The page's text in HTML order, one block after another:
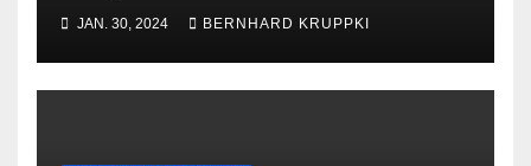
JAN. 30, 2024 BERNHARD KRUPPKI